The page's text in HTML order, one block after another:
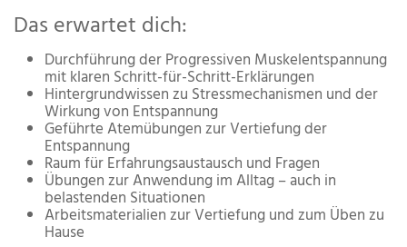
Das erwartet dich:
Durchführung der Progressiven Muskelentspannung
mit klaren Schritt-für-Schritt-Erklärungen
Hintergrundwissen zu Stressmechanismen und der
Wirkung von Entspannung
Geführte Atemübungen zur Vertiefung der
Entspannung
Raum für Erfahrungsaustausch und Fragen
Übungen zur Anwendung im Alltag – auch in
belastenden Situationen
Arbeitsmaterialien zur Vertiefung und zum Üben zu
Hause